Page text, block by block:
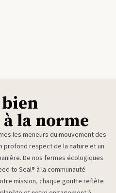
la norme
les meneurs du mouvement des
profond respect de la nature et un
De nos fermes écologiques
to Seal® à la communauté
mission, chaque goutte reflète